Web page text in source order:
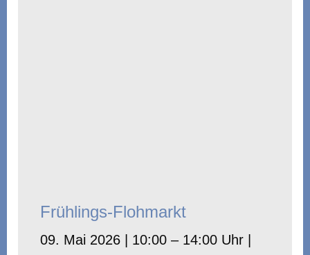
Frühlings-Flohmarkt
09. Mai 2026 | 10:00 – 14:00 Uhr |